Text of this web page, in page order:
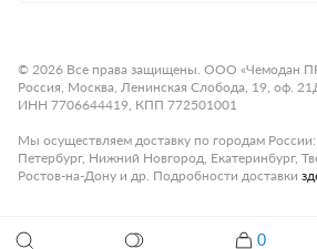
0
Аксессуары
Премиум
Акции и распродажи
Гарантия и возврат
Карьера
Программа лояльности
Подарочные карты
Статьи
Контакты
© 2026 Все права защищены. ООО «Чемодан
Россия, Москва, Ленинская Слобода, 19, оф.
ИНН 7706644419, КПП 772501001
Мы осуществляем доставку по городам
Петербург, Нижний Новгород, Екатеринбург,
Ростов-на-Дону и др. Подробности доставки